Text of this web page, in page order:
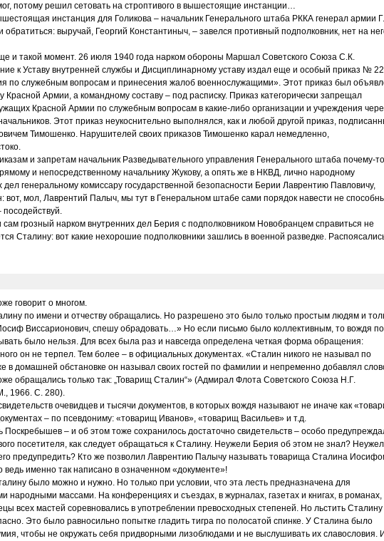
потому решил сетовать на строптивого в вышестоящие инстанции…
инстанция для Голикова – начальник Генерального штаба РККА генерал армии
выручай, Георгий Константиныч, – завелся противный подполковник, нет на
и такой момент. 26 июля 1940 года нарком обороны Маршал Советского Союза С.К.
к Уставу внутренней службы и Дисциплинарному уставу издал еще и особый приказ №
по служебным вопросам и принесения жалоб военнослужащими». Этот приказ был
Красной Армии, а командному составу – под расписку. Приказ категорически запрещал
Красной Армии по служебным вопросам в какие-либо организации и учреждения
Этот приказ неукоснительно выполнялся, как и любой другой приказ,
Тимошенко. Нарушителей своих приказов Тимошенко карал немедленно,
и запретам начальник Разведывательного управления Генерального штаба почему-то
и непосредственному начальнику Жукову, а опять же в НКВД, лично народному
дел генеральному комиссару государственной безопасности Берии Лаврентию Павловичу,
вот, мол, Лаврентий Палыч, мы тут в Генеральном штабе сами порядок навести не
посодействуй.
сам грозный нарком внутренних дел Берия с подполковником Новобранцем справиться не
Сталину: вот какие нехорошие подполковники зашлись в военной разведке.
говорит о многом.
по имени и отчеству обращались. Но разрешено это было только простым людям и
Виссарионович, спешу обрадовать…» Но если письмо было коллективным, то вождя по
было нельзя. Для всех была раз и навсегда определена четкая форма обращения:
он не терпел. Тем более – в официальных документах. «Сталин никого не называл по
в домашней обстановке он называл своих гостей по фамилии и непременно добавлял
обращались только так: „Товарищ Сталин“» (Адмирал Флота Советского Союза Н.Г.
1966. С. 280).
очевидцев и тысячи документов, в которых вождя называют не иначе как
– по псевдониму: «товарищ Иванов», «товарищ Васильев» и т.д.
Поскребышев – и об этом тоже сохранилось достаточно свидетельств – особо
посетителя, как следует обращаться к Сталину. Неужели Берия об этом не знал?
предупредить? Кто же позволил Лаврентию Палычу называть товарища Сталина
ведь именно так написано в означенном «документе»!
было можно и нужно. Но только при условии, что эта лесть предназначена для
народными массами. На конференциях и съездах, в журналах, газетах и книгах, в романах,
всех мастей соревновались в употреблении превосходных степеней. Но льстить Сталину
Это было равносильно попытке гладить тигра по полосатой спинке. У Сталина было
чтобы не окружать себя придворными лизоблюдами и не выслушивать их славословия. И